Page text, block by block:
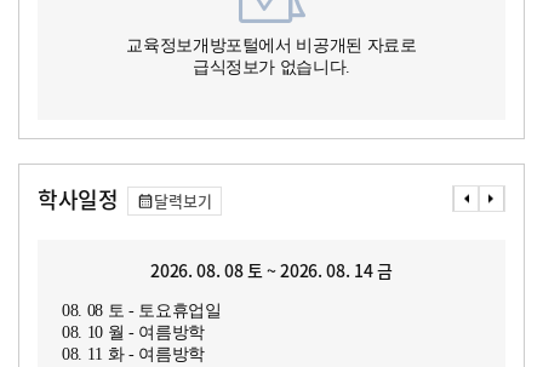
교육정보개방포털에서 비공개된 자료로
급식정보가 없습니다.
학사일정 달력보기
2026. 08. 08 토 ~ 2026. 08. 14 금
08. 08 토 - 토요휴업일
08. 10 월 - 여름방학
08. 11 화 - 여름방학